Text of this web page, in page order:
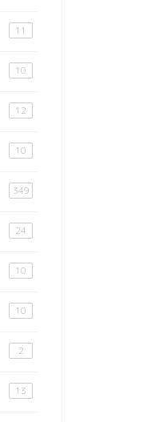
11
10
12
10
349
24
10
10
2
13